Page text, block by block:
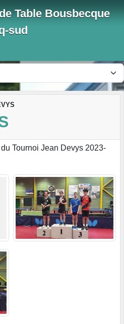
Table Bousbecque
sud
Tournoi Jean Devys 2023-